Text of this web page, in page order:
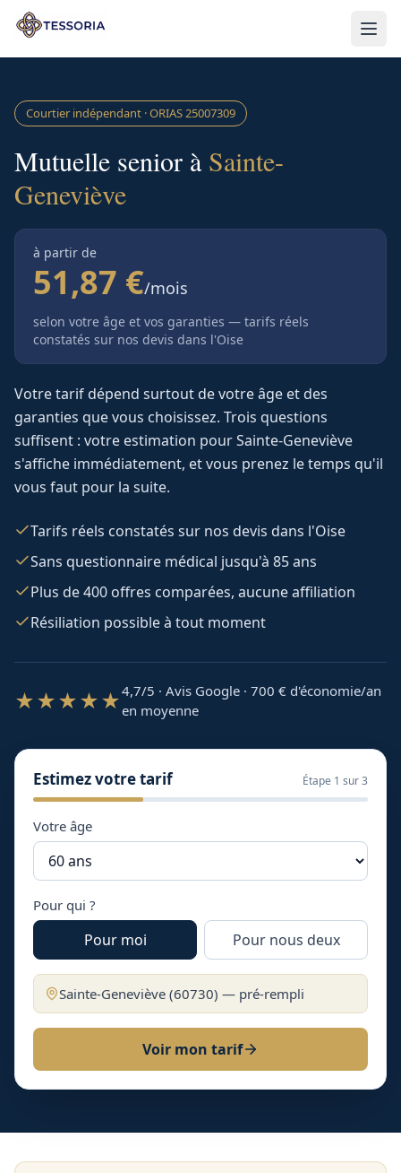
Aller au contenu principal
Courtier indépendant · ORIAS25007309
Mutuelle senior à Sainte-
Geneviève
à partir de
51,87 €/mois
selon votre âge et vos garanties — tarifs réels
constatés sur nos devis dans l'Oise
Votre tarif dépend surtout de votre âge et des
garanties que vous choisissez. Trois questions
suffisent : votre estimation pourSainte-Geneviève
s'affiche immédiatement, et vous prenez le temps qu'il
vous faut pour la suite.
Tarifs réels constatés sur nos devis dans l'Oise
Sans questionnaire médical jusqu'à 85 ans
Plus de 400 offres comparées, aucune affiliation
Résiliation possible à tout moment
★★★★★4,7/5 · Avis Google · 700 € d'économie/an
en moyenne
Estimez votre tarif Étape 1 sur 3
Votre âge
Pour qui ?
Pour moi Pour nous deux
Sainte-Geneviève (60730) — pré-rempli
Voir mon tarif